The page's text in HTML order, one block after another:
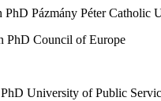
PhD Pázmány Péter Catholic
PhD Council of Europe
University of Public